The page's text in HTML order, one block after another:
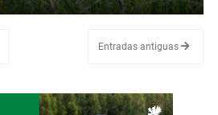
Entradas antiguas